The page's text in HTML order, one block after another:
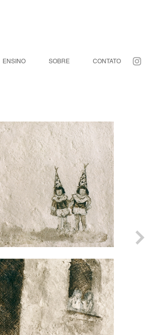
ENSINO SOBRE CONTATO